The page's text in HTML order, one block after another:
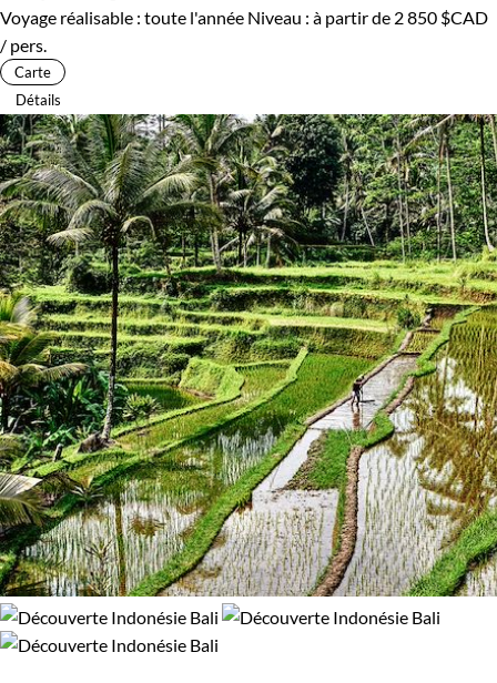
Voyage réalisable : toute l'année Niveau : à partir de 2 850 $CAD
/ pers.
Carte
Détails